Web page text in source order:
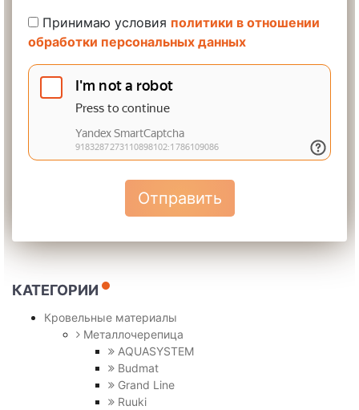
КАТЕГОРИИ
Кровельные материалы
Металлочерепица
AQUASYSTEM
Budmat
Grand Line
Ruuki
Принимаю условия политики в отношении
обработки персональных данных
Отправить